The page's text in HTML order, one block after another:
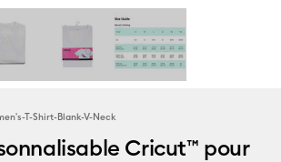
T-Shirt-Blank-V-Neck
Cricut™ pour